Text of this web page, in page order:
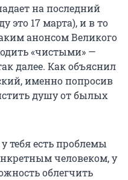
на последний
это 17 марта), и в то
анонсом Великого
«чистыми» —
далее. Как объяснил
именно попросив
душу от былых
тебя есть проблемы
человеком, у
облегчить